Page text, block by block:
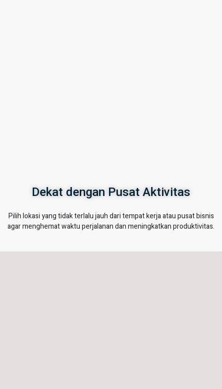
Dekat dengan Pusat Aktivitas
Pilih lokasi yang tidak terlalu jauh dari tempat kerja atau pusat bisnis
agar menghemat waktu perjalanan dan meningkatkan produktivitas.